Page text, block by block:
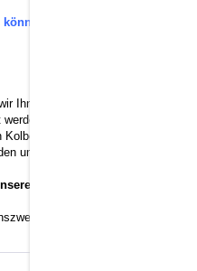
können auch
Ihnen eine Kolbenringzange zu
auch hierfür gibt es ein
in den Zylinder erleichtern.
um den Kreuzschliff wieder
Shop finden.